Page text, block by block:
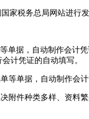
家税务总局网站进行
单据，自动制作会计
计凭证的自动填写。
等单据，自动制作会计
附件种类多样、资料